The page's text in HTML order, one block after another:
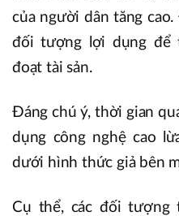
của người dân tăng
đối tượng lợi dụng để
đoạt tài sản.
Đáng chú ý, thời gian
dụng công nghệ cao
dưới hình thức giả bên
Cụ thể, các đối tượng